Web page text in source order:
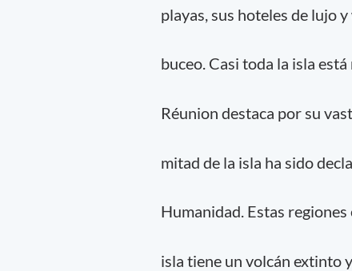
playas, sus hoteles de lujo
buceo. Casi toda la isla
Réunion destaca por su
mitad de la isla ha sido
Humanidad. Estas
isla tiene un volcán extinto